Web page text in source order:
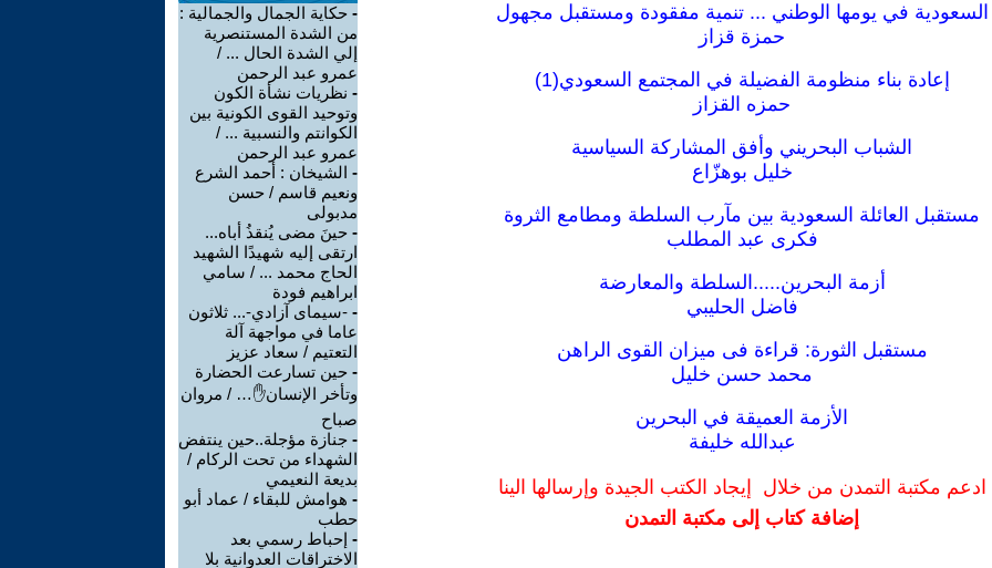
السعودية في يومها الوطني ... تنمية مفقودة ومستقبل مجهول
حمزة قزاز
إعادة بناء منظومة الفضيلة في المجتمع السعودي(1)
حمزه القزاز
الشباب البحريني وأفق المشاركة السياسية
خليل بوهزّاع
مستقبل العائلة السعودية بين مآرب السلطة ومطامع الثروة
فكرى عبد المطلب
أزمة البحرين.....السلطة والمعارضة
فاضل الحليبي
مستقبل الثورة: قراءة فى ميزان القوى الراهن
محمد حسن خليل
الأزمة العميقة في البحرين
عبدالله خليفة
ادعم مكتبة التمدن من خلال إيجاد الكتب الجيدة وإرسالها الينا
إضافة كتاب إلى مكتبة التمدن
- حكاية الجمال والجمالية :
من الشدة المستنصرية
إلي الشدة الحال ... /
عمرو عبد الرحمن
- نظريات نشأة الكون
وتوحيد القوى الكونية بين
الكوانتم والنسبية ... /
عمرو عبد الرحمن
- الشيخان : أحمد الشرع
ونعيم قاسم / حسن
مدبولى
- حينَ مضى يُنقذُ أباه...
ارتقى إليه شهيدًا الشهيد
الحاج محمد ... / سامي
ابراهيم فودة
- -سيمای آزادي-... ثلاثون
عاما في مواجهة آلة
التعتيم / سعاد عزيز
- حين تسارعت الحضارة
وتأخر الإنسان✋… / مروان
صباح
- جنازة مؤجلة..حين ينتفض
الشهداء من تحت الركام /
بديعة النعيمي
- هوامش للبقاء / عماد أبو
حطب
- إحباط رسمي بعد
الاختراقات العدوانية بلا